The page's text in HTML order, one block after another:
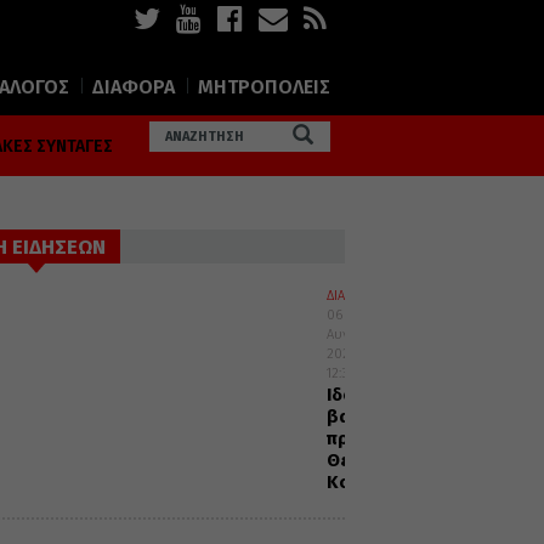
ΔΙΑΦΟΡΑ ΜΗΤΡΟΠΟΛΕΙΣ
ΣΥΝΤΑΓΕΣ
ΕΙΔΗΣΕΩΝ
ΔΙΑΛΟΓΟΣ
06
Αυγούστου
2026
12:32
Ιδού
βαδίζω
προς
Θεία
Κοινωνία